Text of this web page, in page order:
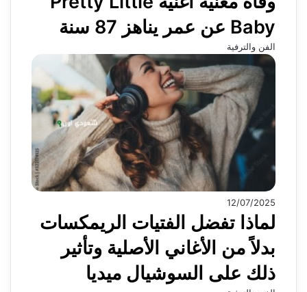
Baby عن عمر يناهز 87 سنة
الفن والترفية
12/07/2025
لماذا تفضل الفتيات الريمكسات
بدلاً من الأغاني الأصلية وتأثير
ذلك على السوشيال ميديا